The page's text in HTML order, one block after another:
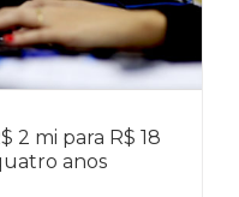
2 mi para R$ 18
anos